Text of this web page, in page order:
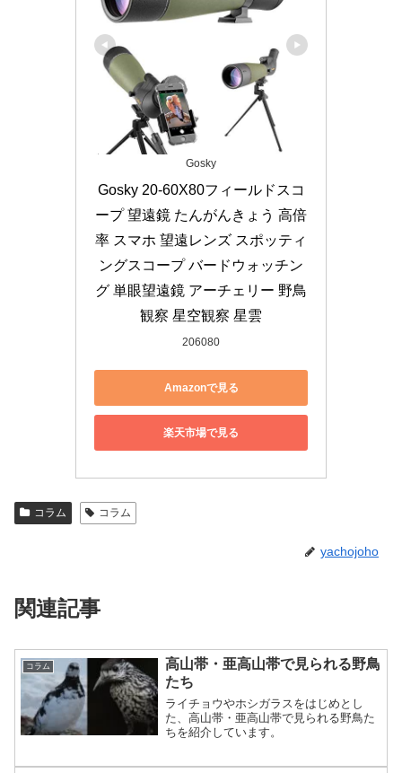
Gosky
Gosky 20-60X80フィールドスコ
ープ 望遠鏡 たんがんきょう 高倍
率 スマホ 望遠レンズ スポッティ
ングスコープ バードウォッチン
グ 単眼望遠鏡 アーチェリー 野鳥
観察 星空観察 星雲
206080
Amazonで見る
楽天市場で見る
コラム コラム
yachojoho
関連記事
コラム
高山帯・亜高山帯で見られる野鳥
たち
ライチョウやホシガラスをはじめとし
た、高山帯・亜高山帯で見られる野鳥た
ちを紹介しています。